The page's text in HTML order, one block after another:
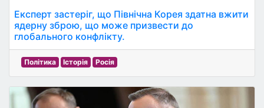
Експерт застеріг, що Північна Корея здатна вжити
ядерну зброю, що може призвести до
глобального конфлікту.
Політика Історія Росія